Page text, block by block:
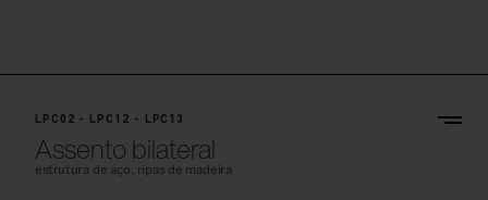
LPC02 - LPC12 - LPC13
Assento bilateral
estrutura de aço, ripas de madeira